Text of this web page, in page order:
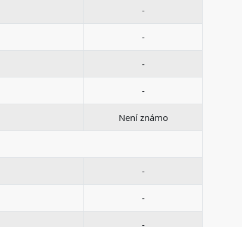
-
-
-
-
Není známo
-
-